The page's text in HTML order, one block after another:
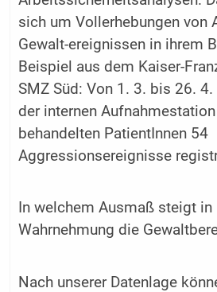
sich um Vollerhebungen von
Gewalt-ereignissen in ihrem
Beispiel aus dem Kaiser-
SMZ Süd: Von 1. 3. bis 26.
der internen
behandelten PatientInnen 54
Aggressionsereignisse
In welchem Ausmaß steigt in
Wahrnehmung die
Nach unserer Datenlage